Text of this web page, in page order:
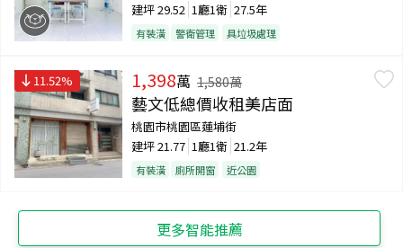
建坪29.52 1廳1衛 27.5年
有裝潢 警衛管理 具垃圾處理
11.52% 1,398萬 1,580萬
藝文低總價收租美店面
桃園市桃園區蓮埔街
建坪21.77 1廳1衛 21.2年
有裝潢 廁所開窗 近公園
更多智能推薦